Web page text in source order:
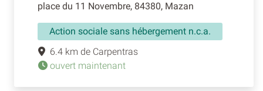
place du 11 Novembre, 84380, Mazan
Action sociale sans hébergement n.c.a.
6.4 km de Carpentras
ouvert maintenant